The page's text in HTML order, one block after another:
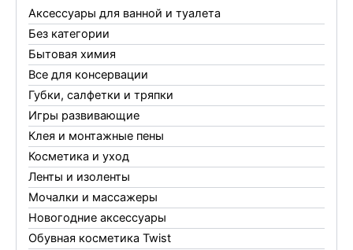
Аксессуары для ванной и туалета
Без категории
Бытовая химия
Все для консервации
Губки, салфетки и тряпки
Игры развивающие
Клея и монтажные пены
Косметика и уход
Ленты и изоленты
Мочалки и массажеры
Новогодние аксессуары
Обувная косметика Twist